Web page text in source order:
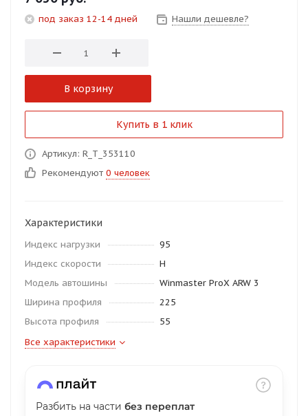
под заказ 12-14 дней Нашли дешевле?
В корзину
Купить в 1 клик
Артикул: R_T_353110
Рекомендуют 0 человек
Характеристики
Индекс нагрузки
95
Индекс скорости
H
Модель автошины
Winmaster ProX ARW 3
Ширина профиля
225
Высота профиля
55
Все характеристики
Разбить на части без переплат
Оставшиеся 75
% будут
% каждые 2 недели
об оплате Плайтом
недели
plait.ru